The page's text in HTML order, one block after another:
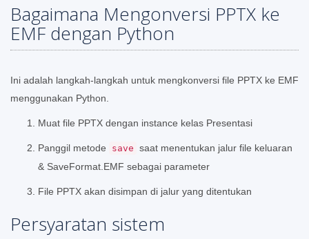
Bagaimana Mengonversi PPTX ke
EMF dengan Python
Ini adalah langkah-langkah untuk mengkonversi file PPTX ke EMF
menggunakan Python.
Muat file PPTX dengan instance kelas Presentasi
Panggil metode save saat menentukan jalur file keluaran
& SaveFormat.EMF sebagai parameter
File PPTX akan disimpan di jalur yang ditentukan
Persyaratan sistem